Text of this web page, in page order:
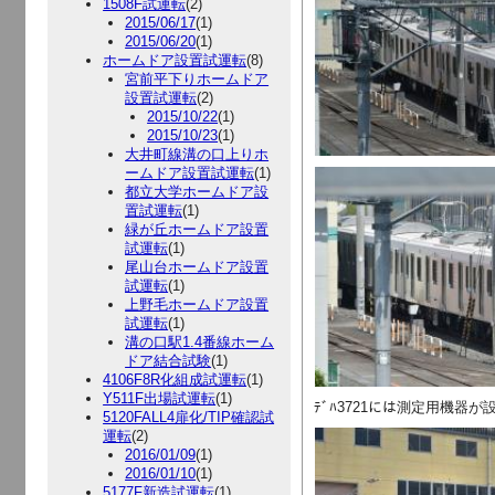
1508F試運転(2)
2015/06/17(1)
2015/06/20(1)
ホームドア設置試運転(8)
宮前平下りホームドア
設置試運転(2)
2015/10/22(1)
2015/10/23(1)
大井町線溝の口上りホ
ームドア設置試運転(1)
都立大学ホームドア設
置試運転(1)
緑が丘ホームドア設置
試運転(1)
尾山台ホームドア設置
試運転(1)
上野毛ホームドア設置
試運転(1)
溝の口駅1.4番線ホーム
ドア結合試験(1)
4106F8R化組成試運転(1)
Y511F出場試運転(1)
5120FALL4扉化/TIP確認試
運転(2)
2016/01/09(1)
2016/01/10(1)
ﾃﾞﾊ3721には測定用機器が